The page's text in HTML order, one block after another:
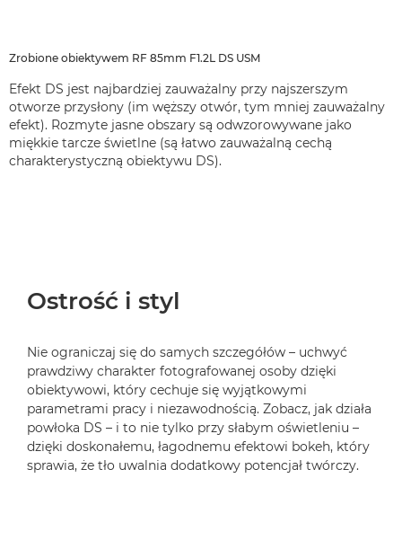
Zrobione obiektywem RF 85mm F1.2L DS USM
Efekt DS jest najbardziej zauważalny przy najszerszym
otworze przysłony (im węższy otwór, tym mniej zauważalny
efekt). Rozmyte jasne obszary są odwzorowywane jako
miękkie tarcze świetlne (są łatwo zauważalną cechą
charakterystyczną obiektywu DS).
Ostrość i styl
Nie ograniczaj się do samych szczegółów – uchwyć
prawdziwy charakter fotografowanej osoby dzięki
obiektywowi, który cechuje się wyjątkowymi
parametrami pracy i niezawodnością. Zobacz, jak działa
powłoka DS – i to nie tylko przy słabym oświetleniu –
dzięki doskonałemu, łagodnemu efektowi bokeh, który
sprawia, że tło uwalnia dodatkowy potencjał twórczy.